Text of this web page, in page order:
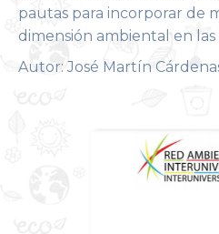
pautas para incorporar de
dimensión ambiental en las
Autor: José Martín